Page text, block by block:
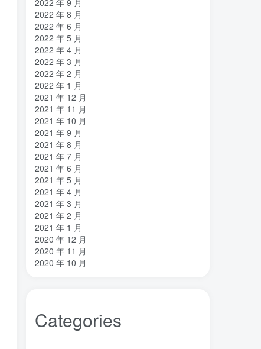
2022 年 9 月
2022 年 8 月
2022 年 6 月
2022 年 5 月
2022 年 4 月
2022 年 3 月
2022 年 2 月
2022 年 1 月
2021 年 12 月
2021 年 11 月
2021 年 10 月
2021 年 9 月
2021 年 8 月
2021 年 7 月
2021 年 6 月
2021 年 5 月
2021 年 4 月
2021 年 3 月
2021 年 2 月
2021 年 1 月
2020 年 12 月
2020 年 11 月
2020 年 10 月
Categories